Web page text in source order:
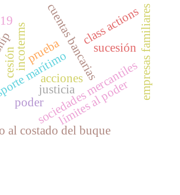
cuentas bancarias
sociedades mercantiles
incoterms
marítimo
franco al costado del buque
justicia empresas familiares
poder límites al poder
class actions
sucesión
cesión acciones
prueba